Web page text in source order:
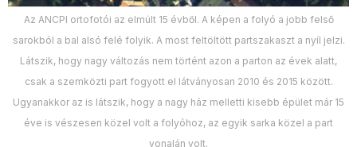
Az ANCPI ortofotói az elmúlt 15 évből. A képen a folyó a jobb felső
sarokból a bal alsó felé folyik. A most feltöltött partszakaszt a nyíl jelzi.
Látszik, hogy nagy változás nem történt azon a parton az évek alatt,
csak a szemközti part fogyott el látványosan 2010 és 2015 között.
Ugyanakkor az is látszik, hogy a nagy ház melletti kisebb épület már 15
éve is vészesen közel volt a folyóhoz, az egyik sarka közel a part
vonalán volt.